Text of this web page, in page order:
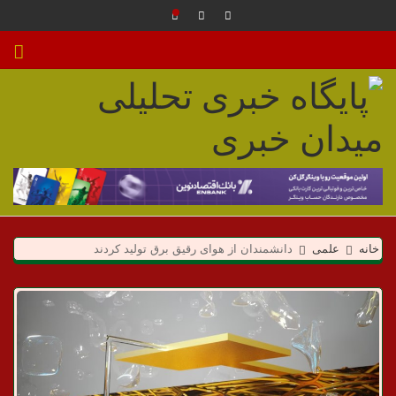
م
ی
د
ا
خانه علمی دانشمندان از هوای رقیق برق تولید کردند